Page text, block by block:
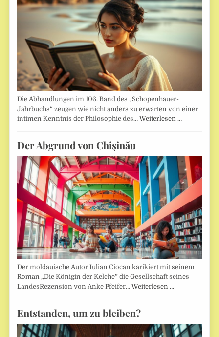
Die Abhandlungen im 106. Band des „Schopenhauer-
Jahrbuchs“ zeugen wie nicht anders zu erwarten von einer
intimen Kenntnis der Philosophie des…Weiterlesen …
Der Abgrund von Chişinău
Der moldauische Autor Iulian Ciocan karikiert mit seinem
Roman „Die Königin der Kelche” die Gesellschaft seines
LandesRezension von Anke Pfeifer…Weiterlesen …
Entstanden, um zu bleiben?